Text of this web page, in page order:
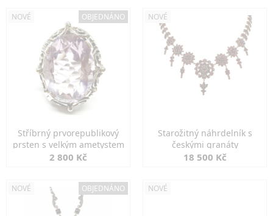
NOVÉ OBJEDNÁNO
Stříbrný prvorepublikový
prsten s velkým ametystem
2 800 Kč
NOVÉ
Starožitný náhrdelník s
českými granáty
18 500 Kč
NOVÉ OBJEDNÁNO NOVÉ